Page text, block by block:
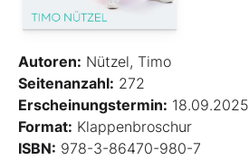
Autoren: Nützel, Timo
Seitenanzahl: 272
Erscheinungstermin: 18.09.2025
Format: Klappenbroschur
ISBN: 978-3-86470-980-7